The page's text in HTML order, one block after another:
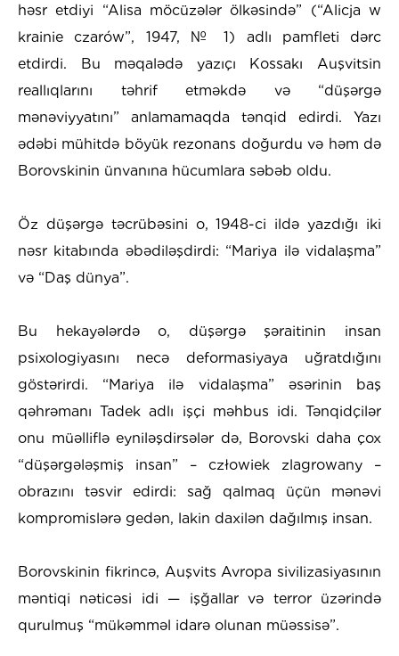
həsr etdiyi “Alisa möcüzələr ölkəsində” (“Alicja w
krainie czarów”, 1947, № 1) adlı pamfleti dərc
etdirdi. Bu məqalədə yazıçı Kossakı Auşvitsin
reallıqlarını təhrif etməkdə və “düşərgə
mənəviyyatını” anlamamaqda tənqid edirdi. Yazı
ədəbi mühitdə böyük rezonans doğurdu və həm də
Borovskinin ünvanına hücumlara səbəb oldu.
Öz düşərgə təcrübəsini o, 1948-ci ildə yazdığı iki
nəsr kitabında əbədiləşdirdi: “Mariya ilə vidalaşma”
və “Daş dünya”.
Bu hekayələrdə o, düşərgə şəraitinin insan
psixologiyasını necə deformasiyaya uğratdığını
göstərirdi. “Mariya ilə vidalaşma” əsərinin baş
qəhrəmanı Tadek adlı işçi məhbus idi. Tənqidçilər
onu müəlliflə eyniləşdirsələr də, Borovski daha çox
“düşərgələşmiş insan” – człowiek zlagrowany –
obrazını təsvir edirdi: sağ qalmaq üçün mənəvi
kompromislərə gedən, lakin daxilən dağılmış insan.
Borovskinin fikrincə, Auşvits Avropa sivilizasiyasının
məntiqi nəticəsi idi — işğallar və terror üzərində
qurulmuş “mükəmməl idarə olunan müəssisə”.